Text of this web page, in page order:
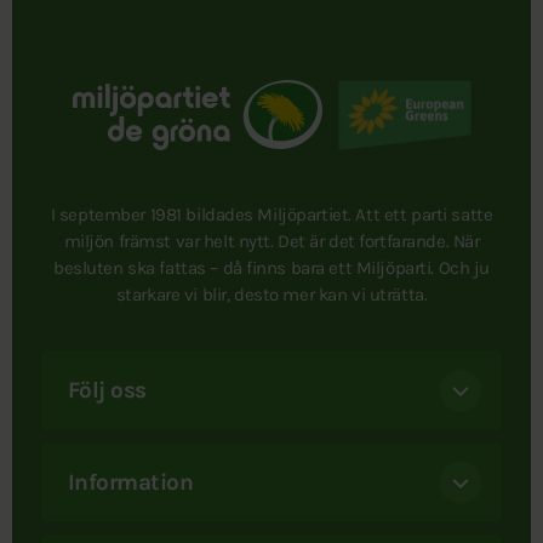
I september 1981 bildades Miljöpartiet. Att ett parti satte
miljön främst var helt nytt. Det är det fortfarande. När
besluten ska fattas – då finns bara ett Miljöparti. Och ju
starkare vi blir, desto mer kan vi uträtta.
Följ oss
Information